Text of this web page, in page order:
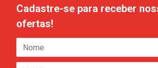
Cadastre-se para receber
ofertas!